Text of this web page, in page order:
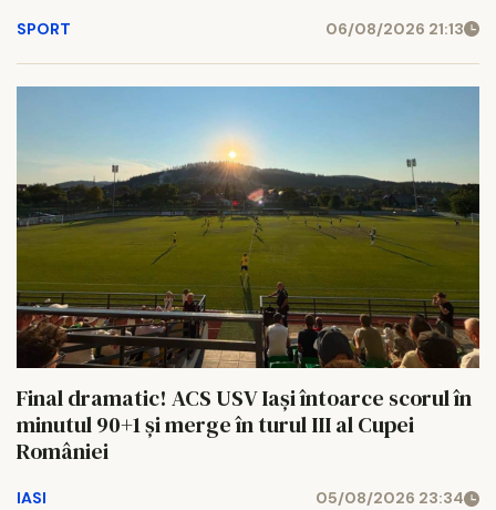
SPORT 06/08/2026 21:13
Final dramatic! ACS USV Iași întoarce scorul în
minutul 90+1 și merge în turul III al Cupei
României
IASI 05/08/2026 23:34